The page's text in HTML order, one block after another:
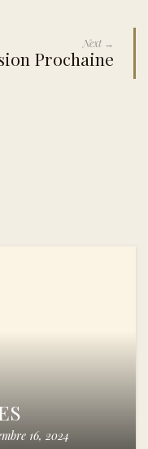
Next →
Prochaine
16, 2024